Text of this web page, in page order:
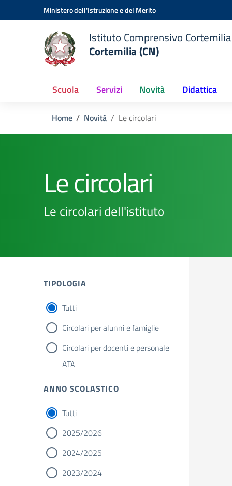
Vai ai contenuti
Vai al menu di navigazioneMinistero dell'Istruzione e del Merito
Istituto Comprensivo
Cortemilia (CN)
Scuola Servizi Novità Didattica
Home Novità Le circolari
Le circolari
Le circolari dell'istituto
TIPOLOGIA
Tutti
Circolari per alunni e famiglie
Circolari per docenti e personale
ATA
ANNO SCOLASTICO
Tutti
2025/2026
2024/2025
2023/2024